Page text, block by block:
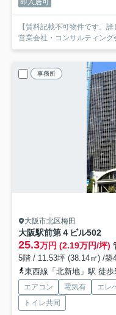
即入居可
【賃料記載不可物件です。
営業会社・コンサルティン
事務所
大阪市北区梅田
大阪駅前第４ビル502
25.3万円 (2.19万円/坪)
5階 / 11.53坪 (38.14㎡) /築
東西線「北新地」駅 徒歩
エアコン 電気有 エレ
トイレ共同